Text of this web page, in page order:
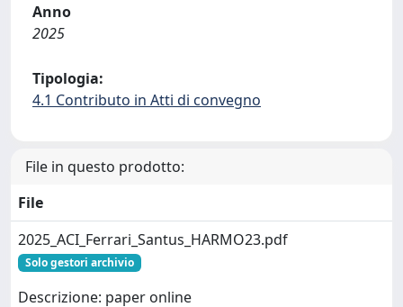
Anno
2025
Tipologia:
4.1 Contributo in Atti di convegno
File in questo prodotto:
File
2025_ACI_Ferrari_Santus_HARMO23.pdf
Solo gestori archivio
Descrizione: paper online